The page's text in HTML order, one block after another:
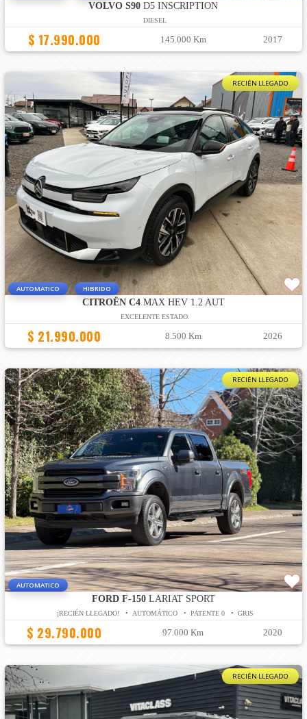
VOLVO S90 D5 INSCRIPTION
DIESEL
$ 17.990.000 145.000 Km 2017
RECIÉN LLEGADO
AUTOMATICO HIBRIDO
CITROËN C4MAX HEV 1.2 AUT
EXCELENTE ESTADO.
$ 21.990.000 8.500 Km 2026
RECIÉN LLEGADO
AUTOMATICO
FORD F-150LARIAT SPORT
¡RECIÉN LLEGADO! • AUTOMÁTICO • PATENTE 0 • GRIS
$ 29.790.000 97.000 Km 2020
RECIÉN LLEGADO